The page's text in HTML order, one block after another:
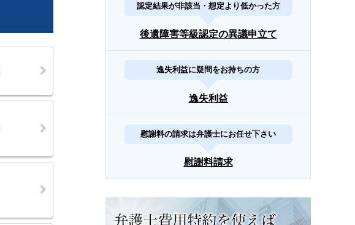
認定結果が非該当・想定より低かった方
後遺障害等級認定の異議申立て
逸失利益に疑問をお持ちの方
逸失利益
慰謝料の請求は弁護士にお任せ下さい
慰謝料請求